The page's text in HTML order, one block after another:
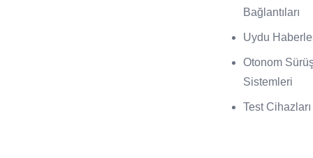
Bağlantıları
Uydu
Otonom
Sistemleri
Test